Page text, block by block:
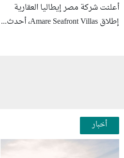
أعلنت شركة مصر إيطاليا العقارية
إطلاق Amare Seafront Villas، أحدث...
أخبار